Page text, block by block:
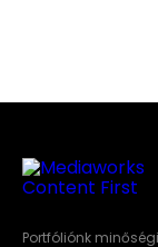
Portfóliónk